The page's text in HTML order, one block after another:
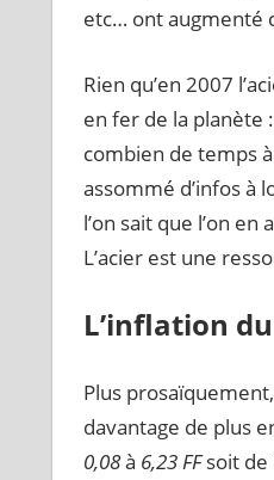
etc… ont augmenté
Rien qu’en 2007
en fer de la planète
combien de temps
assommé d’infos
l’on sait que l’on
L’acier est une
L’inflation
Plus
davantage de plus
0,08à 6,23 FFsoit de